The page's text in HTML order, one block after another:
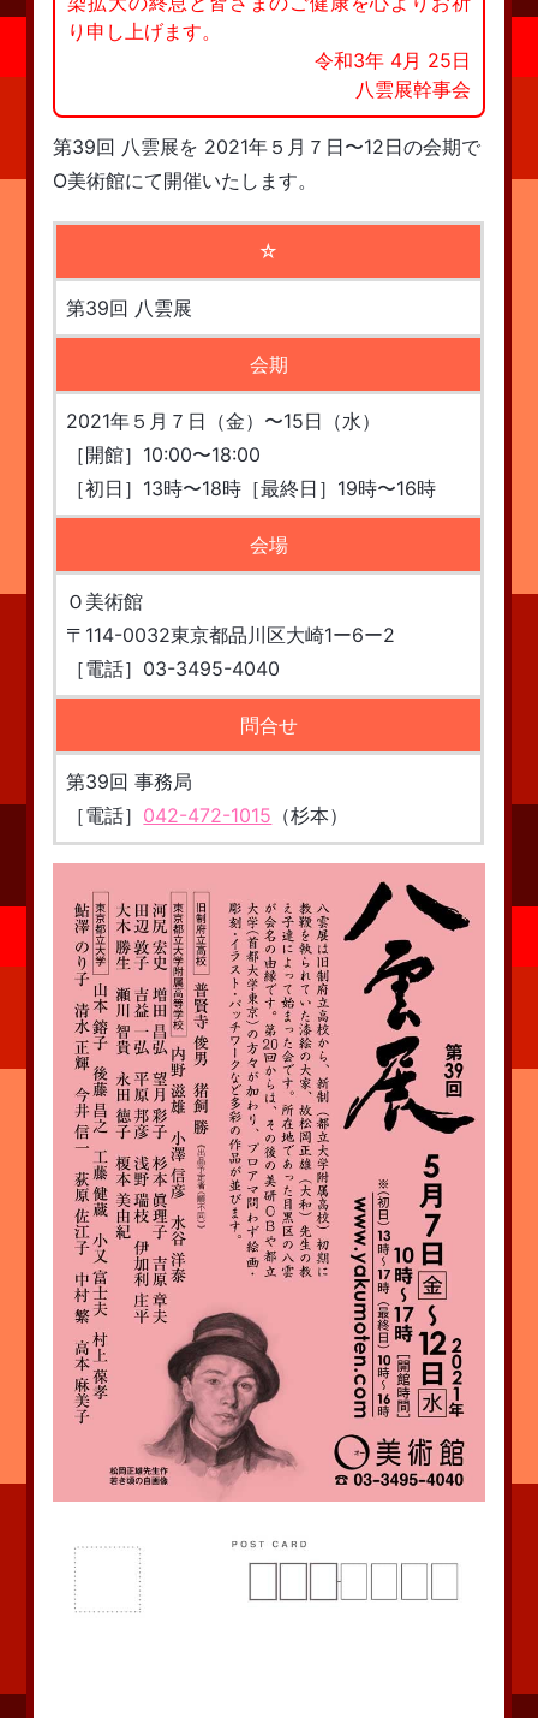
り申し上げます。
令和3年 4月 25日
八雲展幹事会
第39回 八雲展を 2021年５月７日〜12日の会期で
O美術館にて開催いたします。
☆
第39回 八雲展
会期
2021年５月７日（金）〜15日（水）
［開館］10:00〜18:00
［初日］13時〜18時［最終日］19時〜16時
会場
Ｏ美術館
〒114-0032東京都品川区大崎1ー6ー2
［電話］03-3495-4040
問合せ
第39回 事務局
［電話］ 042-472-1015 （杉本）